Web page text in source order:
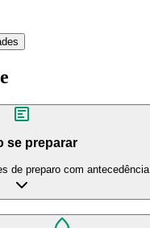
se preparar
de preparo com antecedência